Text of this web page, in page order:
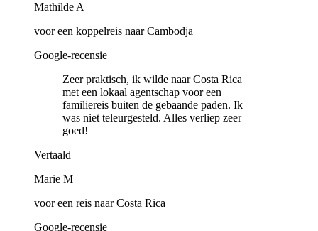
Mathilde A
voor een koppelreis naar Cambodja
Google-recensie
Zeer praktisch, ik wilde naar Costa Rica
met een lokaal agentschap voor een
familiereis buiten de gebaande paden. Ik
was niet teleurgesteld. Alles verliep zeer
goed!
Vertaald
Marie M
voor een reis naar Costa Rica
Google-recensie